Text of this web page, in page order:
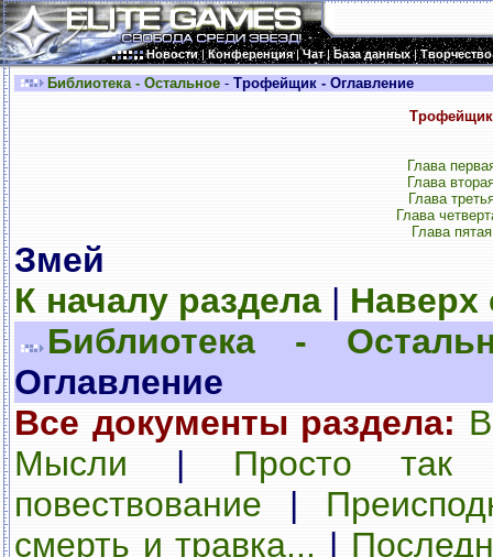
Новости|Конференция|Чат|База данных|Творчество
Библиотека - Остальное - Трофейщик - Оглавление
Трофейщик
Глава
Глава
Глава
Глава
Глава пятая
Змей
К началу раздела | Наверх
Библиотека -
Оглавление
Все документы раздела:
Мысли | Просто так
повествование |
смерть и травка... |